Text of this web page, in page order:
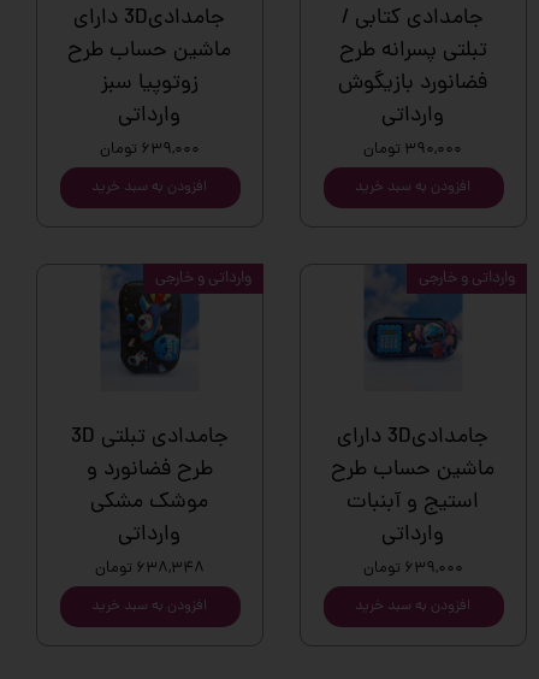
جامدادی کتابی /
تبلتی پسرانه طرح
فضانورد بازیگوش
وارداتی
۳۹۰,۰۰۰ تومان
افزودن به سبد خرید
جامدادی3D دارای
ماشین حساب طرح
زوتوپیا سبز
وارداتی
۶۳۹,۰۰۰ تومان
افزودن به سبد خرید
جامدادی3D دارای
ماشین حساب طرح
استیج و آبنبات
وارداتی
۶۳۹,۰۰۰ تومان
افزودن به سبد خرید
وارداتی و خارجی
جامدادی تبلتی 3D
طرح فضانورد و
موشک مشکی
وارداتی
۶۳۸,۳۴۸ تومان
افزودن به سبد خرید
وارداتی و خارجی